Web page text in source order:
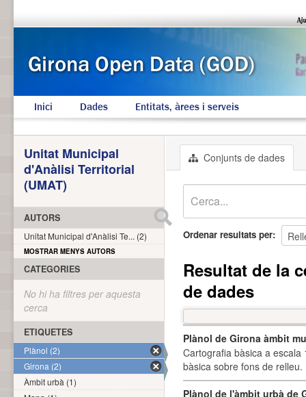
Inici Dades Entitats, àrees i serveis
Conjunts de dades
Ordenar resultats per
Resultat de la
de dades
Plànol de Girona àmbit
Cartografia bàsica a
bàsica sobre fons de
Plànol de l'àmbit urbà de
Unitat Municipal
d'Anàlisi Territorial
(UMAT)
AUTORS
Unitat Municipal d'Anàlisi Te... (2)
MOSTRAR MENYS AUTORS
CATEGORIES
No hi ha filtres per aquesta
cerca
ETIQUETES
Plànol (2)
Girona (2)
Àmbit urbà (1)